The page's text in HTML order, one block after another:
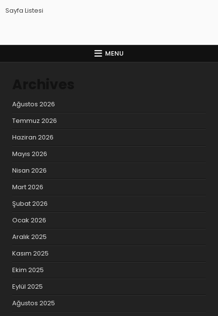
Sayfa Listesi
MENU
Ağustos 2026
Temmuz 2026
Haziran 2026
Mayıs 2026
Nisan 2026
Mart 2026
Şubat 2026
Ocak 2026
Aralık 2025
Kasım 2025
Ekim 2025
Eylül 2025
Ağustos 2025